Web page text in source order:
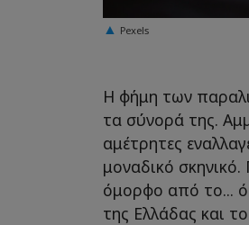
Pexels
Η φήμη των
τα σύνορά της.
αμέτρητες
μοναδικό
όμορφο από το...
της Ελλάδας και